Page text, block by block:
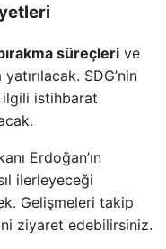
süreçleri ve
SDG’nin
ilgili istihbarat
Erdoğan’ın
ilerleyeceği
Gelişmeleri takip
ziyaret edebilirsiniz.